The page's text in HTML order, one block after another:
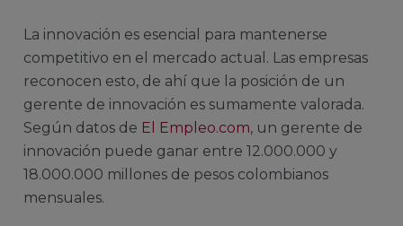
La innovación es esencial para mantenerse
competitivo en el mercado actual. Las empresas
reconocen esto, de ahí que la posición de un
gerente de innovación es sumamente valorada.
Según datos de El Empleo.com, un gerente de
innovación puede ganar entre 12.000.000 y
18.000.000 millones de pesos colombianos
mensuales.